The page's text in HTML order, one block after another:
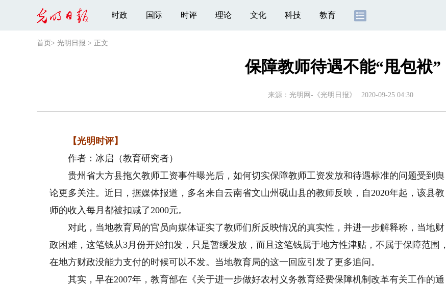
时政 国际 时评 理论 文化 科技 教育
首页 > 光明日报 > 正文
保障教师待遇不能“甩包袱”
来源： 光明网-《光明日报》 2020-09-25 04:30
【光明时评】
作者：冰启（教育研究者）
贵州省大方县拖欠教师工资事件曝光后，如何切实保障教师工资发放和待遇标准的问题受到舆
论更多关注。近日，据媒体报道，多名来自云南省文山州砚山县的教师反映，自2020年起，该县教
师的收入每月都被扣减了2000元。
对此，当地教育局的官员向媒体证实了教师们所反映情况的真实性，并进一步解释称，当地财
政困难，这笔钱从3月份开始扣发，只是暂缓发放，而且这笔钱属于地方性津贴，不属于保障范围，
在地方财政没能力支付的时候可以不发。当地教育局的这一回应引发了更多追问。
其实，早在2007年，教育部在《关于进一步做好农村义务教育经费保障机制改革有关工作的通